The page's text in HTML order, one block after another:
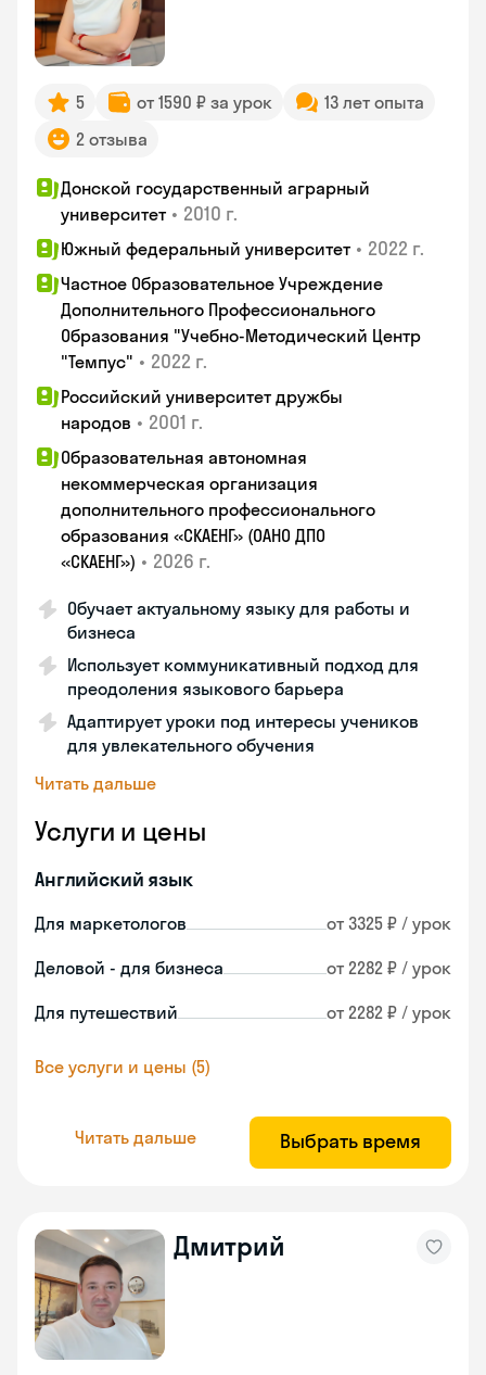
5 от 1590 ₽ за урок
13 лет опыта
2 отзыва
Донской государственный аграрный
университет • 2010 г.
Южный федеральный университет • 2022 г.
Частное Образовательное Учреждение
Дополнительного Профессионального
Образования "Учебно-Методический Центр
"Темпус" • 2022 г.
Российский университет дружбы
народов • 2001 г.
Образовательная автономная
некоммерческая организация
дополнительного профессионального
образования «СКАЕНГ» (ОАНО ДПО
«СКАЕНГ») • 2026 г.
Обучает актуальному языку для работы и
бизнеса
Использует коммуникативный подход для
преодоления языкового барьера
Адаптирует уроки под интересы учеников
для увлекательного обучения
Читать дальше
Услуги и цены
Английский язык
Для маркетологов от 3325 ₽ / урок
Деловой - для бизнеса от 2282 ₽ / урок
Для путешествий от 2282 ₽ / урок
Все услуги и цены (5)
Читать дальше Выбрать время
Дмитрий